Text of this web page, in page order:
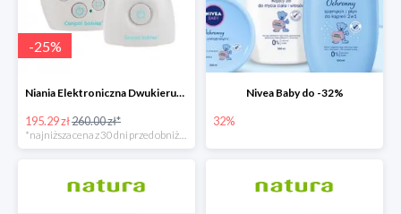
-25%
Niania Elektroniczna Dwukierunkowa
195.29 zł260.00 zł*
Nivea Baby do -32%
32%